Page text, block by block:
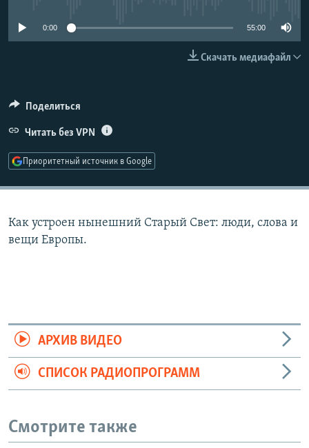
Все сайты РСЕ/РС
0:00 55:00
Скачать медиафайл
Поделиться
Читать без VPN
Приоритетный источник в Google
Как устроен нынешний Старый Свет: люди, слова и
вещи Европы.
АРХИВ ВИДЕО
СПИСОК РАДИОПРОГРАММ
Смотрите также